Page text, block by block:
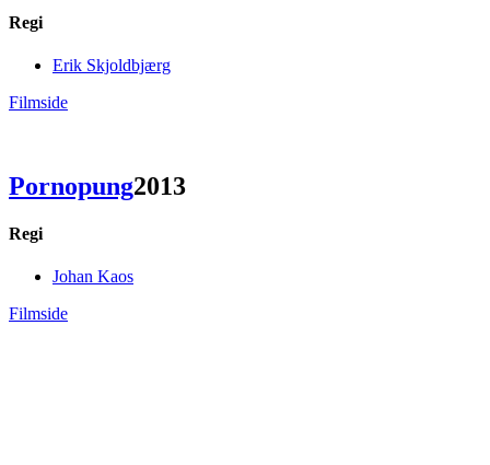
Regi
Erik Skjoldbjærg
Filmside
Pornopung2013
Regi
Johan Kaos
Filmside